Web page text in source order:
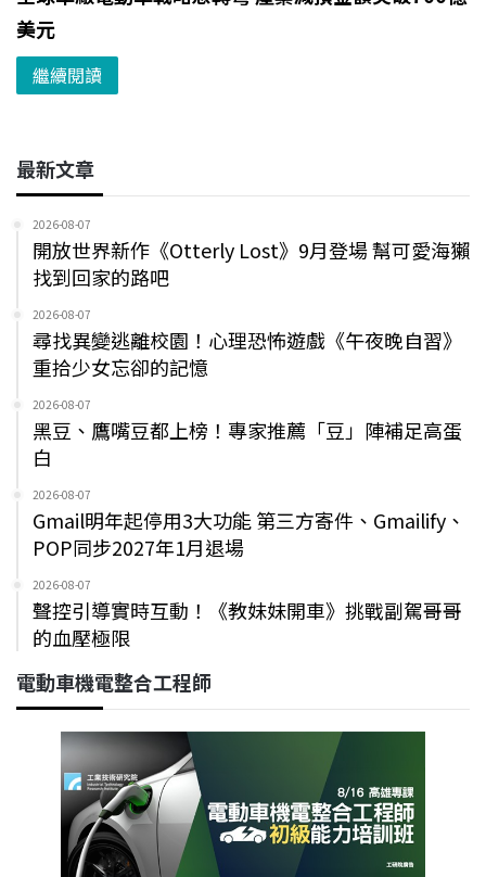
美元
繼續閱讀
最新文章
2026-08-07
開放世界新作《Otterly Lost》9月登場 幫可愛海獺
找到回家的路吧
2026-08-07
尋找異變逃離校園！心理恐怖遊戲《午夜晚自習》
重拾少女忘卻的記憶
2026-08-07
黑豆、鷹嘴豆都上榜！專家推薦「豆」陣補足高蛋
白
2026-08-07
Gmail明年起停用3大功能 第三方寄件、Gmailify、
POP同步2027年1月退場
2026-08-07
聲控引導實時互動！《教妹妹開車》挑戰副駕哥哥
的血壓極限
電動車機電整合工程師